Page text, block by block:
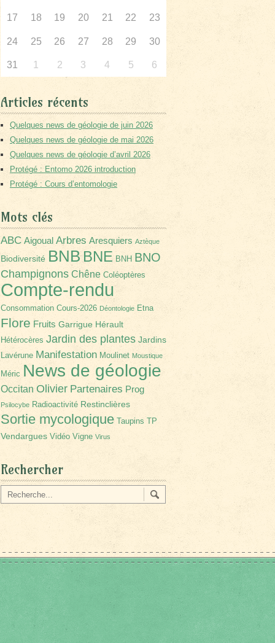
17 18 19 20 21 22 23
24 25 26 27 28 29 30
31 1 2 3 4 5 6
Articles récents
Quelques news de géologie de juin 2026
Quelques news de géologie de mai 2026
Quelques news de géologie d’avril 2026
Protégé : Entomo 2026 introduction
Protégé : Cours d’entomologie
Mots clés
ABC Aigoual Arbres Aresquiers Aztèque
Biodiversité BNB BNE BNH BNO
Champignons Chêne Coléoptères
Compte-rendu
Consommation Cours-2026 Déontologie Etna
Flore Fruits Garrigue Hérault
Hétérocères Jardin des plantes Jardins
Lavérune Manifestation Moulinet Moustique
Méric News de géologie
Occitan Olivier Partenaires Prog
Psilocybe Radioactivité Restinclières
Sortie mycologique Taupins TP
Vendargues Vidéo Vigne Virus
Rechercher